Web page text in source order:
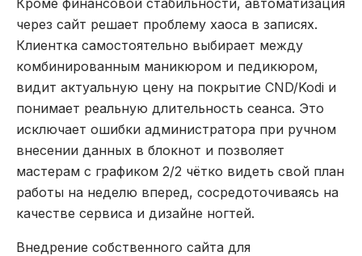
Кроме финансовой стабильности, автоматизация
через сайт решает проблему хаоса в записях.
Клиентка самостоятельно выбирает между
комбинированным маникюром и педикюром,
видит актуальную цену на покрытие CND/Kodi и
понимает реальную длительность сеанса. Это
исключает ошибки администратора при ручном
внесении данных в блокнот и позволяет
мастерам с графиком 2/2 чётко видеть свой план
работы на неделю вперед, сосредоточиваясь на
качестве сервиса и дизайне ногтей.
Внедрение собственного сайта для